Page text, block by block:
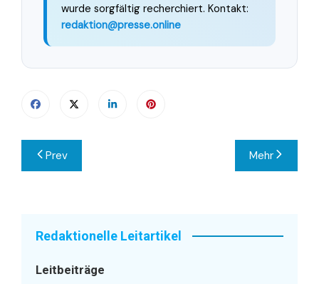
wurde sorgfältig recherchiert. Kontakt:
redaktion@presse.online
Beitragsnavigation
Prev Mehr
Redaktionelle Leitartikel
Leitbeiträge